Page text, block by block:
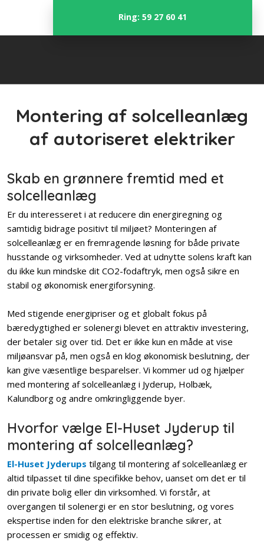
Ring: 59 27 60 41
Montering af solcelleanlæg
af autoriseret elektriker
Skab en grønnere fremtid med et
solcelleanlæg
Er du interesseret i at reducere din energiregning og
samtidig bidrage positivt til miljøet? Monteringen af
solcelleanlæg er en fremragende løsning for både private
husstande og virksomheder. Ved at udnytte solens kraft kan
du ikke kun mindske dit CO2-fodaftryk, men også sikre en
stabil og økonomisk energiforsyning.
Med stigende energipriser og et globalt fokus på
bæredygtighed er solenergi blevet en attraktiv investering,
der betaler sig over tid. Det er ikke kun en måde at vise
miljøansvar på, men også en klog økonomisk beslutning, der
kan give væsentlige besparelser. Vi kommer ud og hjælper
med montering af solcelleanlæg i Jyderup, Holbæk,
Kalundborg og andre omkringliggende byer.
Hvorfor vælge El-Huset Jyderup til
montering af solcelleanlæg?
El-Huset Jyderups tilgang til montering af solcelleanlæg er
altid tilpasset til dine specifikke behov, uanset om det er til
din private bolig eller din virksomhed. Vi forstår, at
overgangen til solenergi er en stor beslutning, og vores
ekspertise inden for den elektriske branche sikrer, at
processen er smidig og effektiv.